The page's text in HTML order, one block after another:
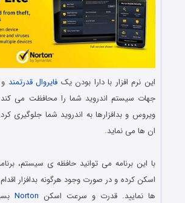
این نرم افزار با دارا بودن یک فایروال قدرتمند
جهات سیستم اندروید شما را محافظت می کند
ویروس و بدافزارها به اندروید شما جلوگیری
ان ها می نماید.
با این برنامه می توانید حافظه ی سیستم،
اسکن کرده و در صورت وجود هرگونه بدافزار
ها نمایید. قدرت و سرعت اسکن Norton